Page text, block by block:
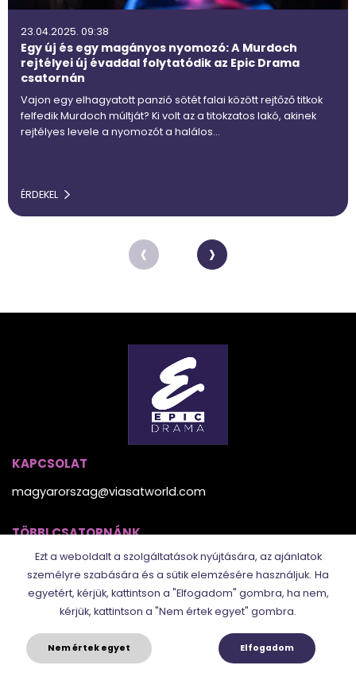
23.04.2025. 09:38
Egy új és egy magányos nyomozó: A Murdoch
rejtélyei új évaddal folytatódik az Epic Drama
csatornán
Vajon egy elhagyatott panzió sötét falai között rejtőző titkok
felfedik Murdoch múltját? Ki volt az a titokzatos lakó, akinek
rejtélyes levele a nyomozót a halálos…
ÉRDEKEL
‹ ›
KAPCSOLAT
magyarorszag@viasatworld.com
TÖBBI CSATORNÁNK
© 2025. Epic Drama
Ezt a weboldalt a szolgáltatások nyújtására, az ajánlatok
személyre szabására és a sütik elemzésére használjuk. Ha
egyetért, kérjük, kattintson a "Elfogadom" gombra, ha nem,
kérjük, kattintson a "Nem értek egyet" gombra.
Nem értek egyet Elfogadom